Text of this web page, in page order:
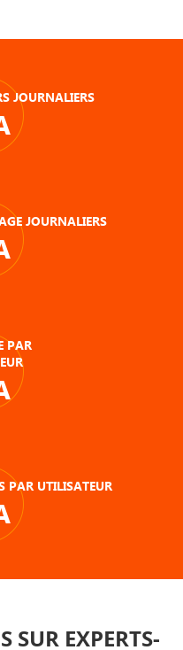
JOURNALIERS
JOURNALIERS
PAR
PAR UTILISATEUR
SUR EXPERTS-